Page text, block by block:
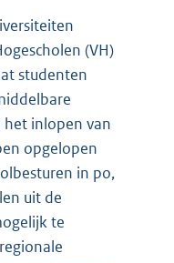
(VH)
studenten
het inlopen van
opgelopen
in po,
uit de
te